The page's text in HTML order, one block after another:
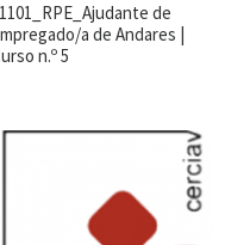
de
a de Andares |
n.º 5